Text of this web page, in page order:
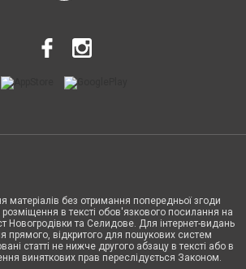
матеріалів без отримання попередньої згоди
в тексті обов'язкового посилання на
Новогродівки та Селидове. Для інтернет-видань
прямого, відкритого для пошукових систем
статті не нижче другого абзацу в тексті або в
виняткових прав переслідується Законом.